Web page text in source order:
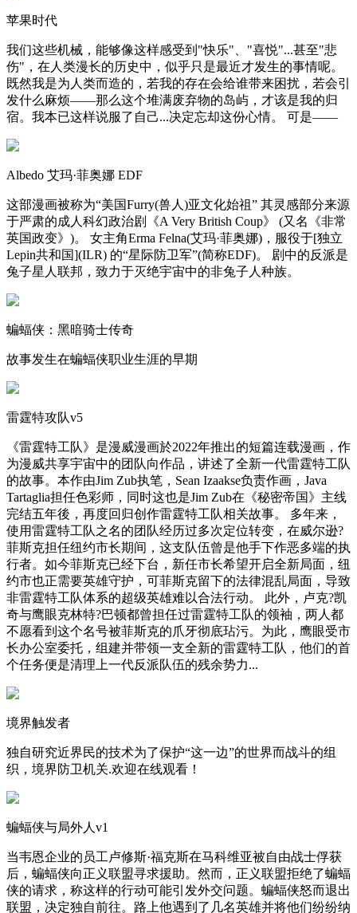
苹果时代
我们这些机械，能够像这样感受到"快乐"、"喜悦"...甚至"悲
伤"，在人类漫长的历史中，似乎只是最近才发生的事情呢。
既然我是为人类而造的，若我的存在会给谁带来困扰，若会引
发什么麻烦——那么这个堆满废弃物的岛屿，才该是我的归
宿。我本已这样说服了自己...决定忘却这份心情。 可是——
Albedo 艾玛·菲奥娜 EDF
这部漫画被称为“美国Furry(兽人)亚文化始祖” 其灵感部分来源
于严肃的成人科幻政治剧《A Very British Coup》 (又名《非常
英国政变》)。 女主角Erma Felna(艾玛·菲奥娜)，服役于[独立
Lepin共和国](ILR) 的“星际防卫军”(简称EDF)。 剧中的反派是
兔子星人联邦，致力于灭绝宇宙中的非兔子人种族。
蝙蝠侠：黑暗骑士传奇
故事发生在蝙蝠侠职业生涯的早期
雷霆特攻队v5
《雷霆特工队》是漫威漫画於2022年推出的短篇连载漫画，作
为漫威共享宇宙中的团队向作品，讲述了全新一代雷霆特工队
的故事。本作由Jim Zub执笔，Sean Izaakse负责作画，Java
Tartaglia担任色彩师，同时这也是Jim Zub在《秘密帝国》主线
完结五年後，再度回归创作雷霆特工队相关故事。 多年来，
使用雷霆特工队之名的团队经历过多次定位转变，在威尔逊?
菲斯克担任纽约市长期间，这支队伍曾是他手下作恶多端的执
行者。如今菲斯克已经下台，新任市长希望开启全新局面，纽
约市也正需要英雄守护，可菲斯克留下的法律混乱局面，导致
非雷霆特工队体系的超级英雄难以合法行动。 此外，卢克?凯
奇与鹰眼克林特?巴顿都曾担任过雷霆特工队的领袖，两人都
不愿看到这个名号被菲斯克的爪牙彻底玷污。为此，鹰眼受市
长办公室委托，组建并带领一支全新的雷霆特工队，他们的首
个任务便是清理上一代反派队伍的残余势力...
境界触发者
独自研究近界民的技术为了保护“这一边”的世界而战斗的组
织，境界防卫机关.欢迎在线观看！
蝙蝠侠与局外人v1
当韦恩企业的员工卢修斯·福克斯在马科维亚被自由战士俘获
后，蝙蝠侠向正义联盟寻求援助。然而，正义联盟拒绝了蝙蝠
侠的请求，称这样的行动可能引发外交问题。蝙蝠侠怒而退出
联盟，决定独自前往。路上他遇到了几名英雄并将他们纷纷纳